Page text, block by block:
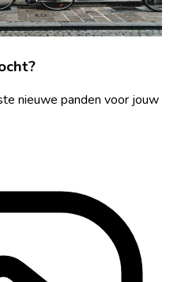
nieuwe panden voor jouw